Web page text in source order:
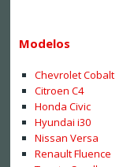
Modelos
Chevrolet Cobalt
Citroen C4
Honda Civic
Hyundai i30
Nissan Versa
Renault Fluence